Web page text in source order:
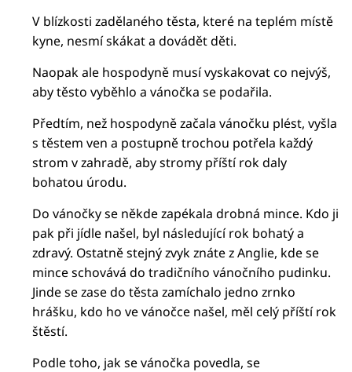
V blízkosti zadělaného těsta, které na teplém místě
kyne, nesmí skákat a dovádět děti.
Naopak ale hospodyně musí vyskakovat co nejvýš,
aby těsto vyběhlo a vánočka se podařila.
Předtím, než hospodyně začala vánočku plést, vyšla
s těstem ven a postupně trochou potřela každý
strom v zahradě, aby stromy příští rok daly
bohatou úrodu.
Do vánočky se někde zapékala drobná mince. Kdo ji
pak při jídle našel, byl následující rok bohatý a
zdravý. Ostatně stejný zvyk znáte z Anglie, kde se
mince schovává do tradičního vánočního pudinku.
Jinde se zase do těsta zamíchalo jedno zrnko
hrášku, kdo ho ve vánočce našel, měl celý příští rok
štěstí.
Podle toho, jak se vánočka povedla, se